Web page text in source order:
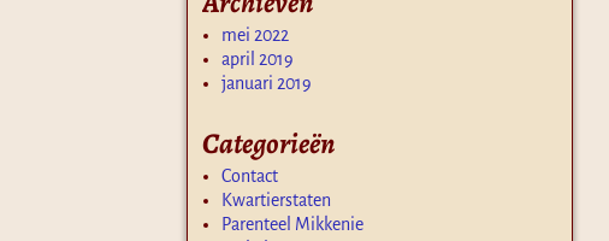
mei 2022
april 2019
januari 2019
Categorieën
Contact
Kwartierstaten
Parenteel Mikkenie